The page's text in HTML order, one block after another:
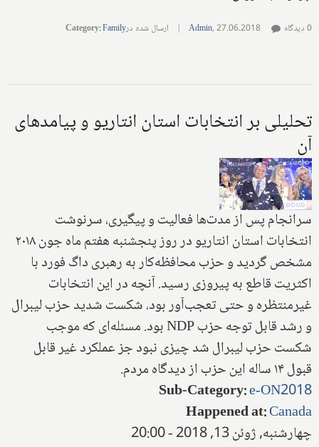
Admin,27.06.2018
| ارسال شده در Category:Family 0 دیدگاه
تحلیلی بر‌ انتخابات استان انتاریو و پیامدهای
آن
سرانجام پس از مدت‌ها فعالیت و پیگیری، سرنوشت
انتخابات استان انتاریو در روز پنجشنبه هفتم ماه جون ۲۰۱۸
مشخص گردید و حزب محافظه‌کار به رهبری داگ فورد با
اکثریت قاطع به پیروزی رسید. آنچه در این انتخابات
غیر‌منتظره و حتی تعجب‌آور بود، شکست شدید حزب لیبرال
و رشد قابل توجه حزبNDPبود. مسئله‌ای که موجب
شکست حزب لیبرال شد چیزی نبود جز عملکرد غیر قابل
قبول ۱۴ ساله این حزب از دیدگاه مردم.
Sub-Category:e-ON2018
Happened at:Canada
چهارشنبه, ژوئن 13, 2018 - 20:00